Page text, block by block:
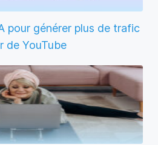
pour générer plus de trafic
de YouTube